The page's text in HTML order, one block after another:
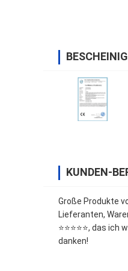
KUNDEN-
Große Produkte
Lieferanten,
⭐⭐⭐⭐⭐, das
danken!